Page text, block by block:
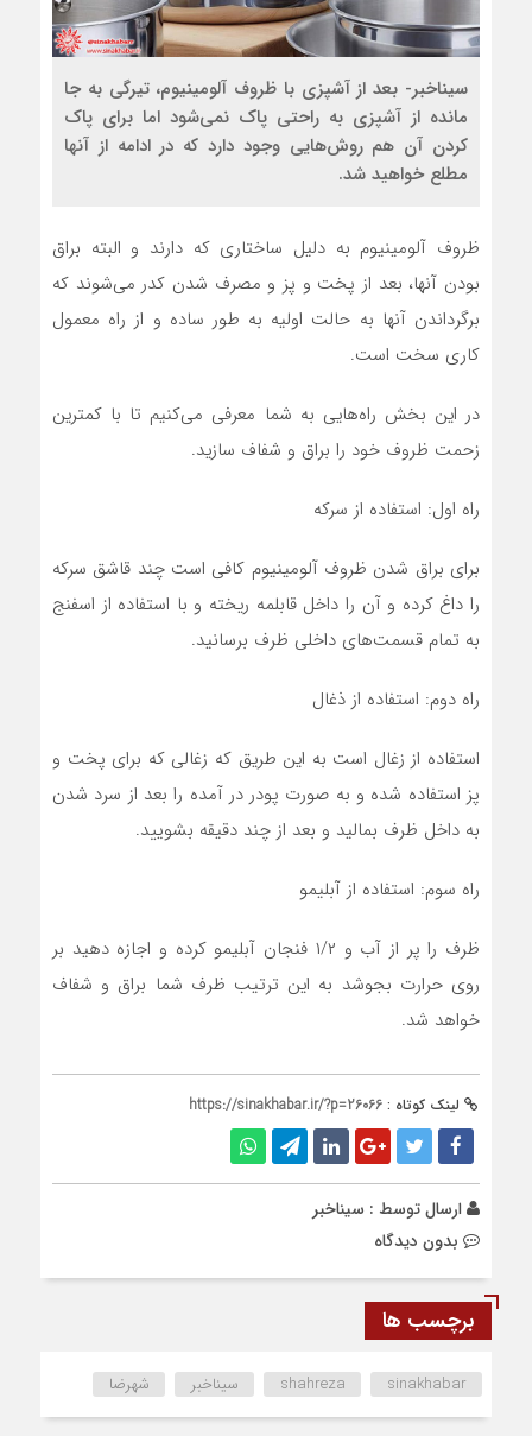
سیناخبر- بعد از آشپزی با ظروف آلومینیوم، تیرگی به جا
مانده از آشپزی به راحتی پاک نمی‌شود اما برای پاک
کردن آن هم روش‌هایی وجود دارد که در ادامه از آنها
مطلع خواهید شد.
ظروف آلومینیوم به دلیل ساختاری که دارند و البته براق
بودن آنها، بعد از پخت و پز و مصرف شدن کدر می‌شوند که
برگرداندن آنها به حالت اولیه به طور ساده و از راه معمول
کاری سخت است.
در این بخش راه‌هایی به شما معرفی می‌کنیم تا با کمترین
زحمت ظروف خود را براق و شفاف سازید.
راه اول: استفاده از سرکه
برای براق شدن ظروف آلومینیوم کافی است چند قاشق سرکه
را داغ کرده و آن را داخل قابلمه ریخته و با استفاده از اسفنج
به تمام قسمت‌های داخلی ظرف برسانید.
راه دوم: استفاده از ذغال
استفاده از زغال است به این طریق که زغالی که برای پخت و
پز استفاده شده و به صورت پودر در آمده را بعد از سرد شدن
به داخل ظرف بمالید و بعد از چند دقیقه بشویید.
راه سوم: استفاده از آبلیمو
ظرف را پر از آب و ۱/۲ فنجان آبلیمو کرده و اجازه دهید بر
روی حرارت بجوشد به این ترتیب ظرف شما براق و شفاف
خواهد شد.
لینک کوتاه : https://sinakhabar.ir/?p=26066
ارسال توسط : سیناخبر
بدون دیدگاه
برچسب ها
shahreza sinakhabar سیناخبر شهرضا